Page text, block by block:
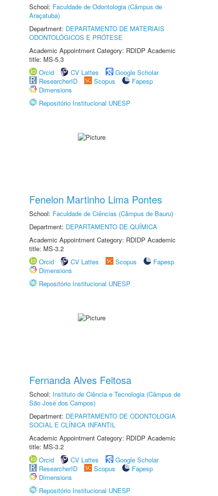
School: Faculdade de Odontologia (Câmpus de
Araçatuba)
Department: DEPARTAMENTO DE MATERIAIS
ODONTOLÓGICOS E PRÓTESE
Academic Appointment Category: RDIDP Academic
title: MS-5.3
Orcid
CV Lattes
Google Scholar
ResearcherID
Scopus
Fapesp
Dimensions
Repositório Institucional UNESP
Fenelon Martinho Lima Pontes
School: Faculdade de Ciências (Câmpus de Bauru)
Department: DEPARTAMENTO DE QUÍMICA
Academic Appointment Category: RDIDP Academic
title: MS-3.2
Orcid
CV Lattes Scopus
Fapesp
Dimensions
Repositório Institucional UNESP
Fernanda Alves Feitosa
School: Instituto de Ciência e Tecnologia (Câmpus de
São José dos Campos)
Department: DEPARTAMENTO DE ODONTOLOGIA
SOCIAL E CLÍNICA INFANTIL
Academic Appointment Category: RDIDP Academic
title: MS-3.2
Orcid
CV Lattes
Google Scholar
ResearcherID
Scopus
Fapesp
Dimensions
Repositório Institucional UNESP